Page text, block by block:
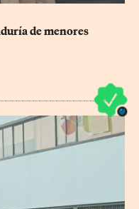
de menores